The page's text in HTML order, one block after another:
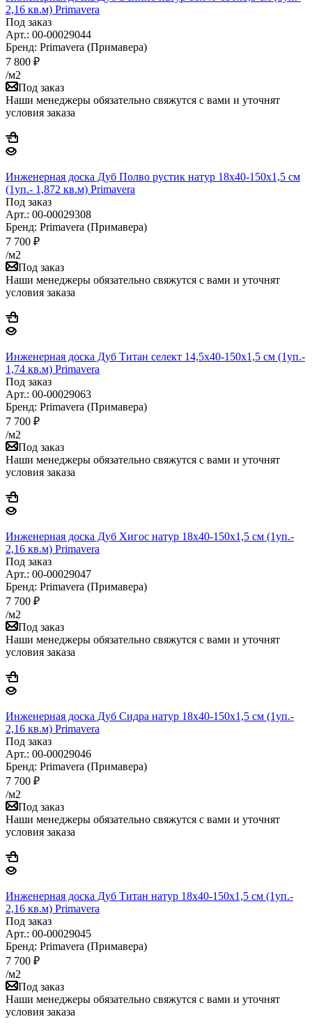
2,16 кв.м) Primavera
Под заказ
Арт.: 00-00029044
Бренд: Primavera (Примавера)
7 800 ₽
/м2
Под заказ
Наши менеджеры обязательно свяжутся с вами и уточнят
условия заказа
Инженерная доска Дуб Полво рустик натур 18х40-150х1,5 см
(1уп.- 1,872 кв.м) Primavera
Под заказ
Арт.: 00-00029308
Бренд: Primavera (Примавера)
7 700 ₽
/м2
Под заказ
Наши менеджеры обязательно свяжутся с вами и уточнят
условия заказа
Инженерная доска Дуб Титан селект 14,5х40-150х1,5 см (1уп.-
1,74 кв.м) Primavera
Под заказ
Арт.: 00-00029063
Бренд: Primavera (Примавера)
7 700 ₽
/м2
Под заказ
Наши менеджеры обязательно свяжутся с вами и уточнят
условия заказа
Инженерная доска Дуб Хигос натур 18х40-150х1,5 см (1уп.-
2,16 кв.м) Primavera
Под заказ
Арт.: 00-00029047
Бренд: Primavera (Примавера)
7 700 ₽
/м2
Под заказ
Наши менеджеры обязательно свяжутся с вами и уточнят
условия заказа
Инженерная доска Дуб Сидра натур 18х40-150х1,5 см (1уп.-
2,16 кв.м) Primavera
Под заказ
Арт.: 00-00029046
Бренд: Primavera (Примавера)
7 700 ₽
/м2
Под заказ
Наши менеджеры обязательно свяжутся с вами и уточнят
условия заказа
Инженерная доска Дуб Титан натур 18х40-150х1,5 см (1уп.-
2,16 кв.м) Primavera
Под заказ
Арт.: 00-00029045
Бренд: Primavera (Примавера)
7 700 ₽
/м2
Под заказ
Наши менеджеры обязательно свяжутся с вами и уточнят
условия заказа